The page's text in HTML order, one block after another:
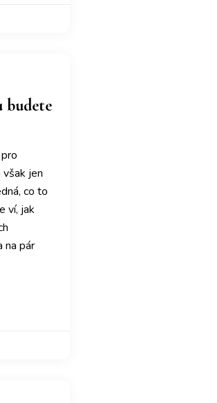
budete
však jen
co to
ví, jak
na pár